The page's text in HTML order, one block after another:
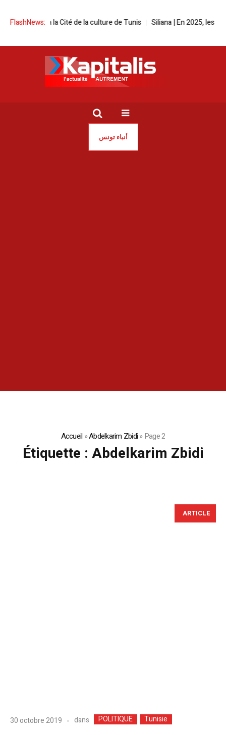
FlashNews:
à la Cité de la culture de Tunis Siliana | En 2025, les
أنباء تونس
Accueil »Abdelkarim Zbidi»Page 2
Étiquette : Abdelkarim Zbidi
ARTICLE
30 octobre 2019 dans POLITIQUE Tunisie